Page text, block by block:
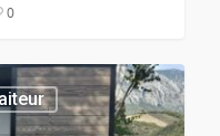
0